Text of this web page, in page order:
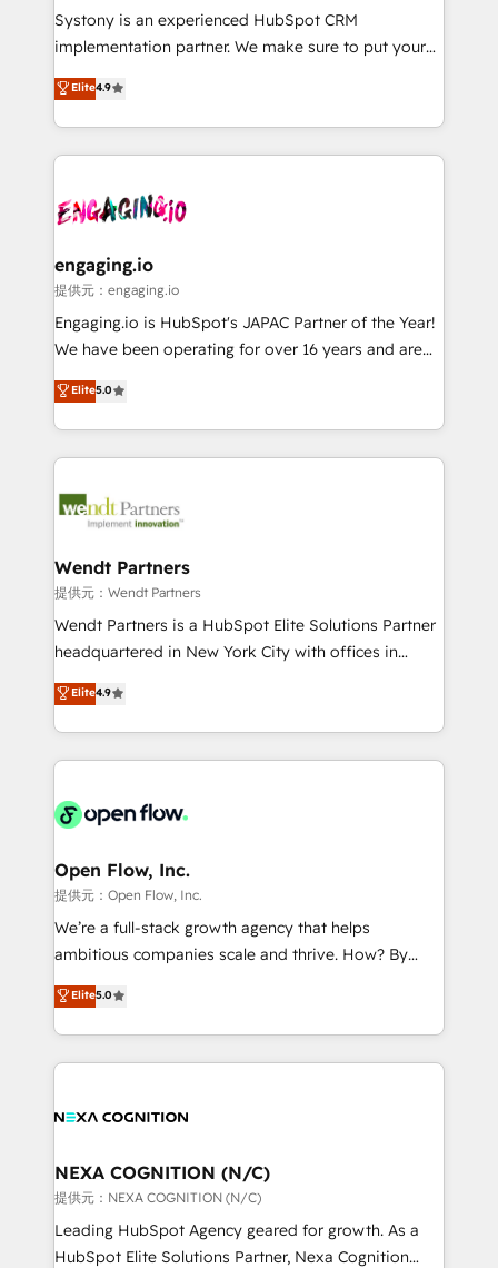
Your team learns while we build. We fix what others
broke. Built for mid-market reality—practical
constraints. By the Numbers 🏆 Top 1% of all
HubSpot partners 🔄 Top 5% globally in client
and sales ops at mid-market companies ready to
move beyond spreadsheets into unified systems
Systony is an experienced HubSpot CRM
implementation partner. We make sure to put your
organization's needs and goals first and think along
with your organization. We are only satisfied once
you are too. Why Systony? - 20+ years of
experience with CRM, Marketing, Sales & Service
Own back-end developers - Complex data
View, SuperOffice) - Custom integrations (e.g. MS
Business Central, Navision, AX, SAP, Exact, AFAS) We
focus on growing B2B companies in the SME sector
such as manufacturing, SaaS, business services and
partner, we know how important user adoption is.
That's why we have developed a step-by-step
technology and people with each other. Together we
strive for optimal customer processes and
Elite4.9
engaging.io
提供元：engaging.io
Engaging.io is HubSpot's JAPAC Partner of the Year!
We have been operating for over 16 years and are
one of HubSpot's most experienced and technically
capable Agency Partners globally. We specialise in
complex CRM migrations, implementations,
integrations, custom CMS portal development,
businesses. Our teams are based in North America
Implementation Certified Partner and we contribute
to their advisory council. We strive to do 'good work
with good people' and have worked with incredible
brands. You can see some of them on our website,
Elite5.0
Wendt Partners
提供元：Wendt Partners
Wendt Partners is a HubSpot Elite Solutions Partner
headquartered in New York City with offices in
Toronto, London and Melbourne. As a global
HubSpot partner, we specialize in working with
sophisticated B2B companies to implement the
HubSpot CRM platform across client organizations.
industrial/manufacturing, professional services,
distribution, commercial real estate, technology,
finserv/fintech, IT managed services, transportation
& logistics, energy/solar, staffing and recruiting,
media, healthcare and government contractors. Our
Technical Solutions, Enablement Solutions, Digital
Solutions and Growth Solutions. As a fully
Elite4.9
Open Flow, Inc.
提供元：Open Flow, Inc.
We’re a full-stack growth agency that helps
ambitious companies scale and thrive. How? By
upgrading and streamlining every single revenue-
generating aspect of your business. We’re proud
HubSpot Elite Solutions Partners and devout CRM
nerds who can harness HubSpot’s custom digital
experience. Working hand-in-hand with your team,
traffic, generates better leads and crushes your
revenue goals. We've worked with thousands of
HubSpot customers and we'd love to work with you
too! Clients come to us for: Advanced CRM solutions
Elite5.0
NEXA COGNITION (N/C)
提供元：NEXA COGNITION (N/C)
Leading HubSpot Agency geared for growth. As a
HubSpot Elite Solutions Partner, Nexa Cognition